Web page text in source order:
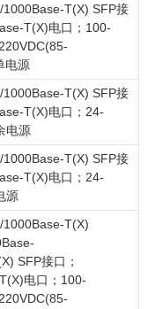
T(X) SFP接
T(X)电口；100-
电源
T(X) SFP接
T(X)电口；24-
电源
T(X) SFP接
T(X)电口；24-
源
T(X)
SFP接口；
电口；100-